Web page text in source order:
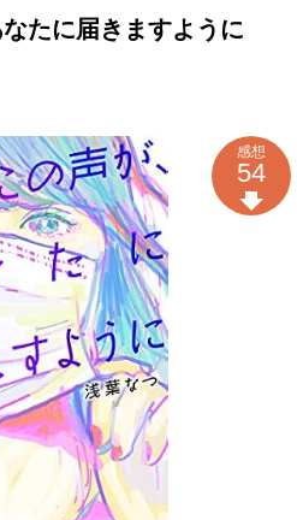
たに届きますように
感想
54